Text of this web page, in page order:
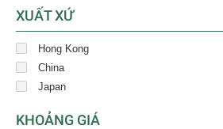
XUẤT XỨ
Hong Kong
China
Japan
KHOẢNG GIÁ